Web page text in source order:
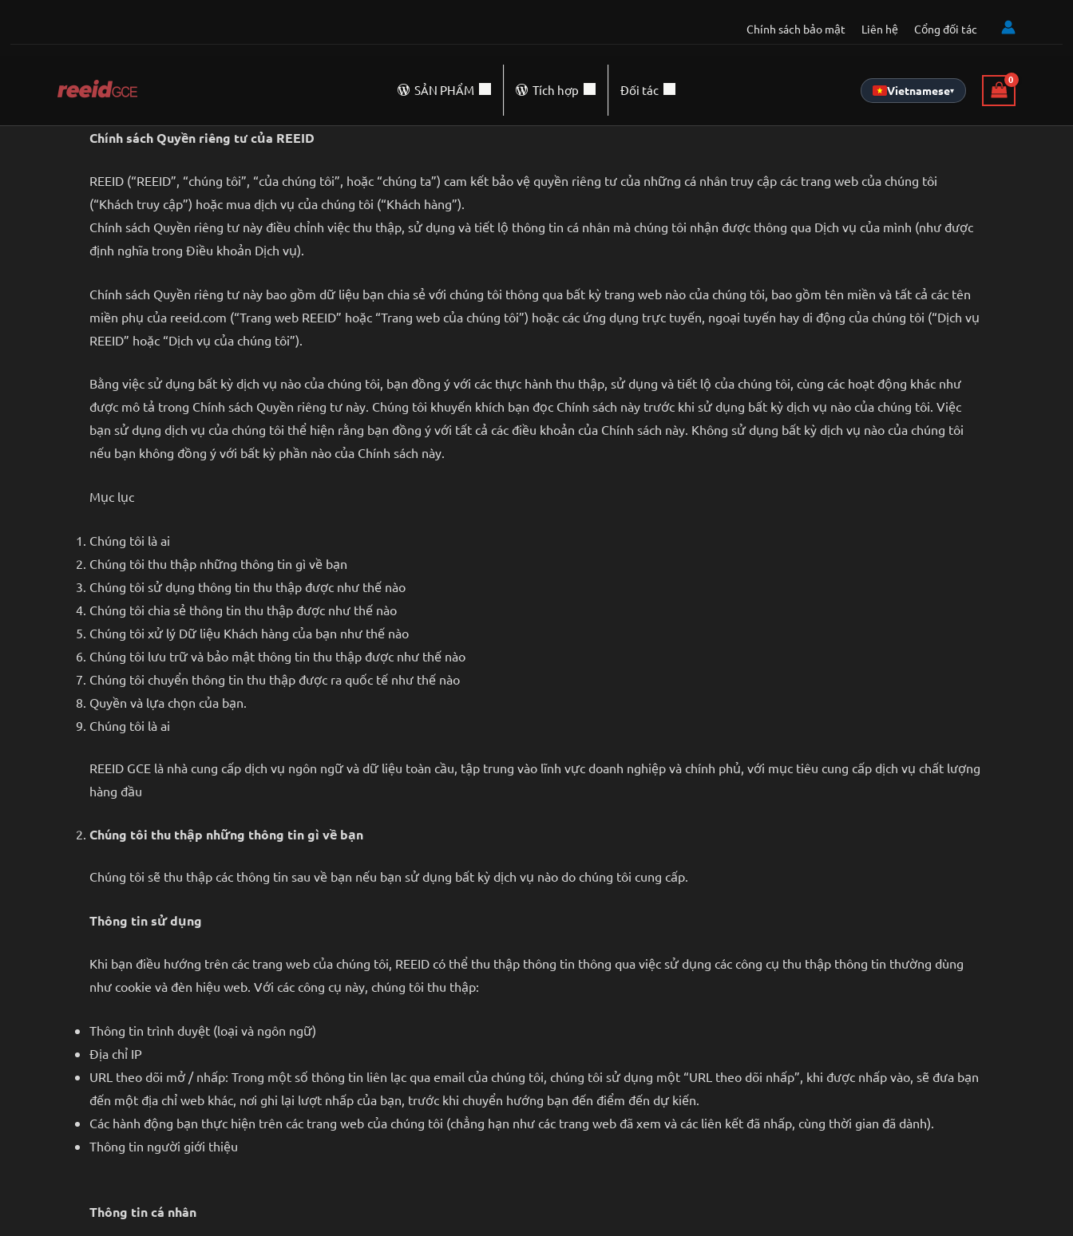
Chính sách bảo mật Liên hệ Cổng đối tác
SẢN PHẨM Tích hợp Đối tác Vietnamese▾
Chính sách Quyền riêng tư của REEID
REEID (“REEID”, “chúng tôi”, “của chúng tôi”, hoặc “chúng ta”) cam kết bảo vệ quyền riêng tư của những cá nhân truy cập các trang web của chúng tôi
(“Khách truy cập”) hoặc mua dịch vụ của chúng tôi (“Khách hàng”).
Chính sách Quyền riêng tư này điều chỉnh việc thu thập, sử dụng và tiết lộ thông tin cá nhân mà chúng tôi nhận được thông qua Dịch vụ của mình (như được
định nghĩa trong Điều khoản Dịch vụ).
Chính sách Quyền riêng tư này bao gồm dữ liệu bạn chia sẻ với chúng tôi thông qua bất kỳ trang web nào của chúng tôi, bao gồm tên miền và tất cả các tên
miền phụ của reeid.com (“Trang web REEID” hoặc “Trang web của chúng tôi”) hoặc các ứng dụng trực tuyến, ngoại tuyến hay di động của chúng tôi (“Dịch vụ
REEID” hoặc “Dịch vụ của chúng tôi”).
Bằng việc sử dụng bất kỳ dịch vụ nào của chúng tôi, bạn đồng ý với các thực hành thu thập, sử dụng và tiết lộ của chúng tôi, cùng các hoạt động khác như
được mô tả trong Chính sách Quyền riêng tư này. Chúng tôi khuyến khích bạn đọc Chính sách này trước khi sử dụng bất kỳ dịch vụ nào của chúng tôi. Việc
bạn sử dụng dịch vụ của chúng tôi thể hiện rằng bạn đồng ý với tất cả các điều khoản của Chính sách này. Không sử dụng bất kỳ dịch vụ nào của chúng tôi
nếu bạn không đồng ý với bất kỳ phần nào của Chính sách này.
Mục lục
Chúng tôi là ai
Chúng tôi thu thập những thông tin gì về bạn
Chúng tôi sử dụng thông tin thu thập được như thế nào
Chúng tôi chia sẻ thông tin thu thập được như thế nào
Chúng tôi xử lý Dữ liệu Khách hàng của bạn như thế nào
Chúng tôi lưu trữ và bảo mật thông tin thu thập được như thế nào
Chúng tôi chuyển thông tin thu thập được ra quốc tế như thế nào
Quyền và lựa chọn của bạn.
Chúng tôi là ai
REEID GCE là nhà cung cấp dịch vụ ngôn ngữ và dữ liệu toàn cầu, tập trung vào lĩnh vực doanh nghiệp và chính phủ, với mục tiêu cung cấp dịch vụ chất lượng
hàng đầu
Chúng tôi thu thập những thông tin gì về bạn
Chúng tôi sẽ thu thập các thông tin sau về bạn nếu bạn sử dụng bất kỳ dịch vụ nào do chúng tôi cung cấp.
Thông tin sử dụng
Khi bạn điều hướng trên các trang web của chúng tôi, REEID có thể thu thập thông tin thông qua việc sử dụng các công cụ thu thập thông tin thường dùng
như cookie và đèn hiệu web. Với các công cụ này, chúng tôi thu thập:
Thông tin trình duyệt (loại và ngôn ngữ)
Địa chỉ IP
URL theo dõi mở / nhấp: Trong một số thông tin liên lạc qua email của chúng tôi, chúng tôi sử dụng một “URL theo dõi nhấp”, khi được nhấp vào, sẽ đưa bạn
đến một địa chỉ web khác, nơi ghi lại lượt nhấp của bạn, trước khi chuyển hướng bạn đến điểm đến dự kiến.
Các hành động bạn thực hiện trên các trang web của chúng tôi (chẳng hạn như các trang web đã xem và các liên kết đã nhấp, cùng thời gian đã dành).
Thông tin người giới thiệu
Thông tin cá nhân